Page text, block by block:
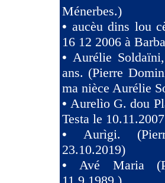
Ménerbes.)
• aucèu dins lou
16 12 2006 à
• Aurélie
ans. (Pierre
ma nièce Aurélie
•Aurelìo G. dou
Testa le
•Aurìgi.
23.10.2019)
•Avé Maria